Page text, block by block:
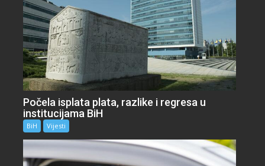
Počela isplata plata, razlike i regresa u
institucijama BiH
BiH Vijesti